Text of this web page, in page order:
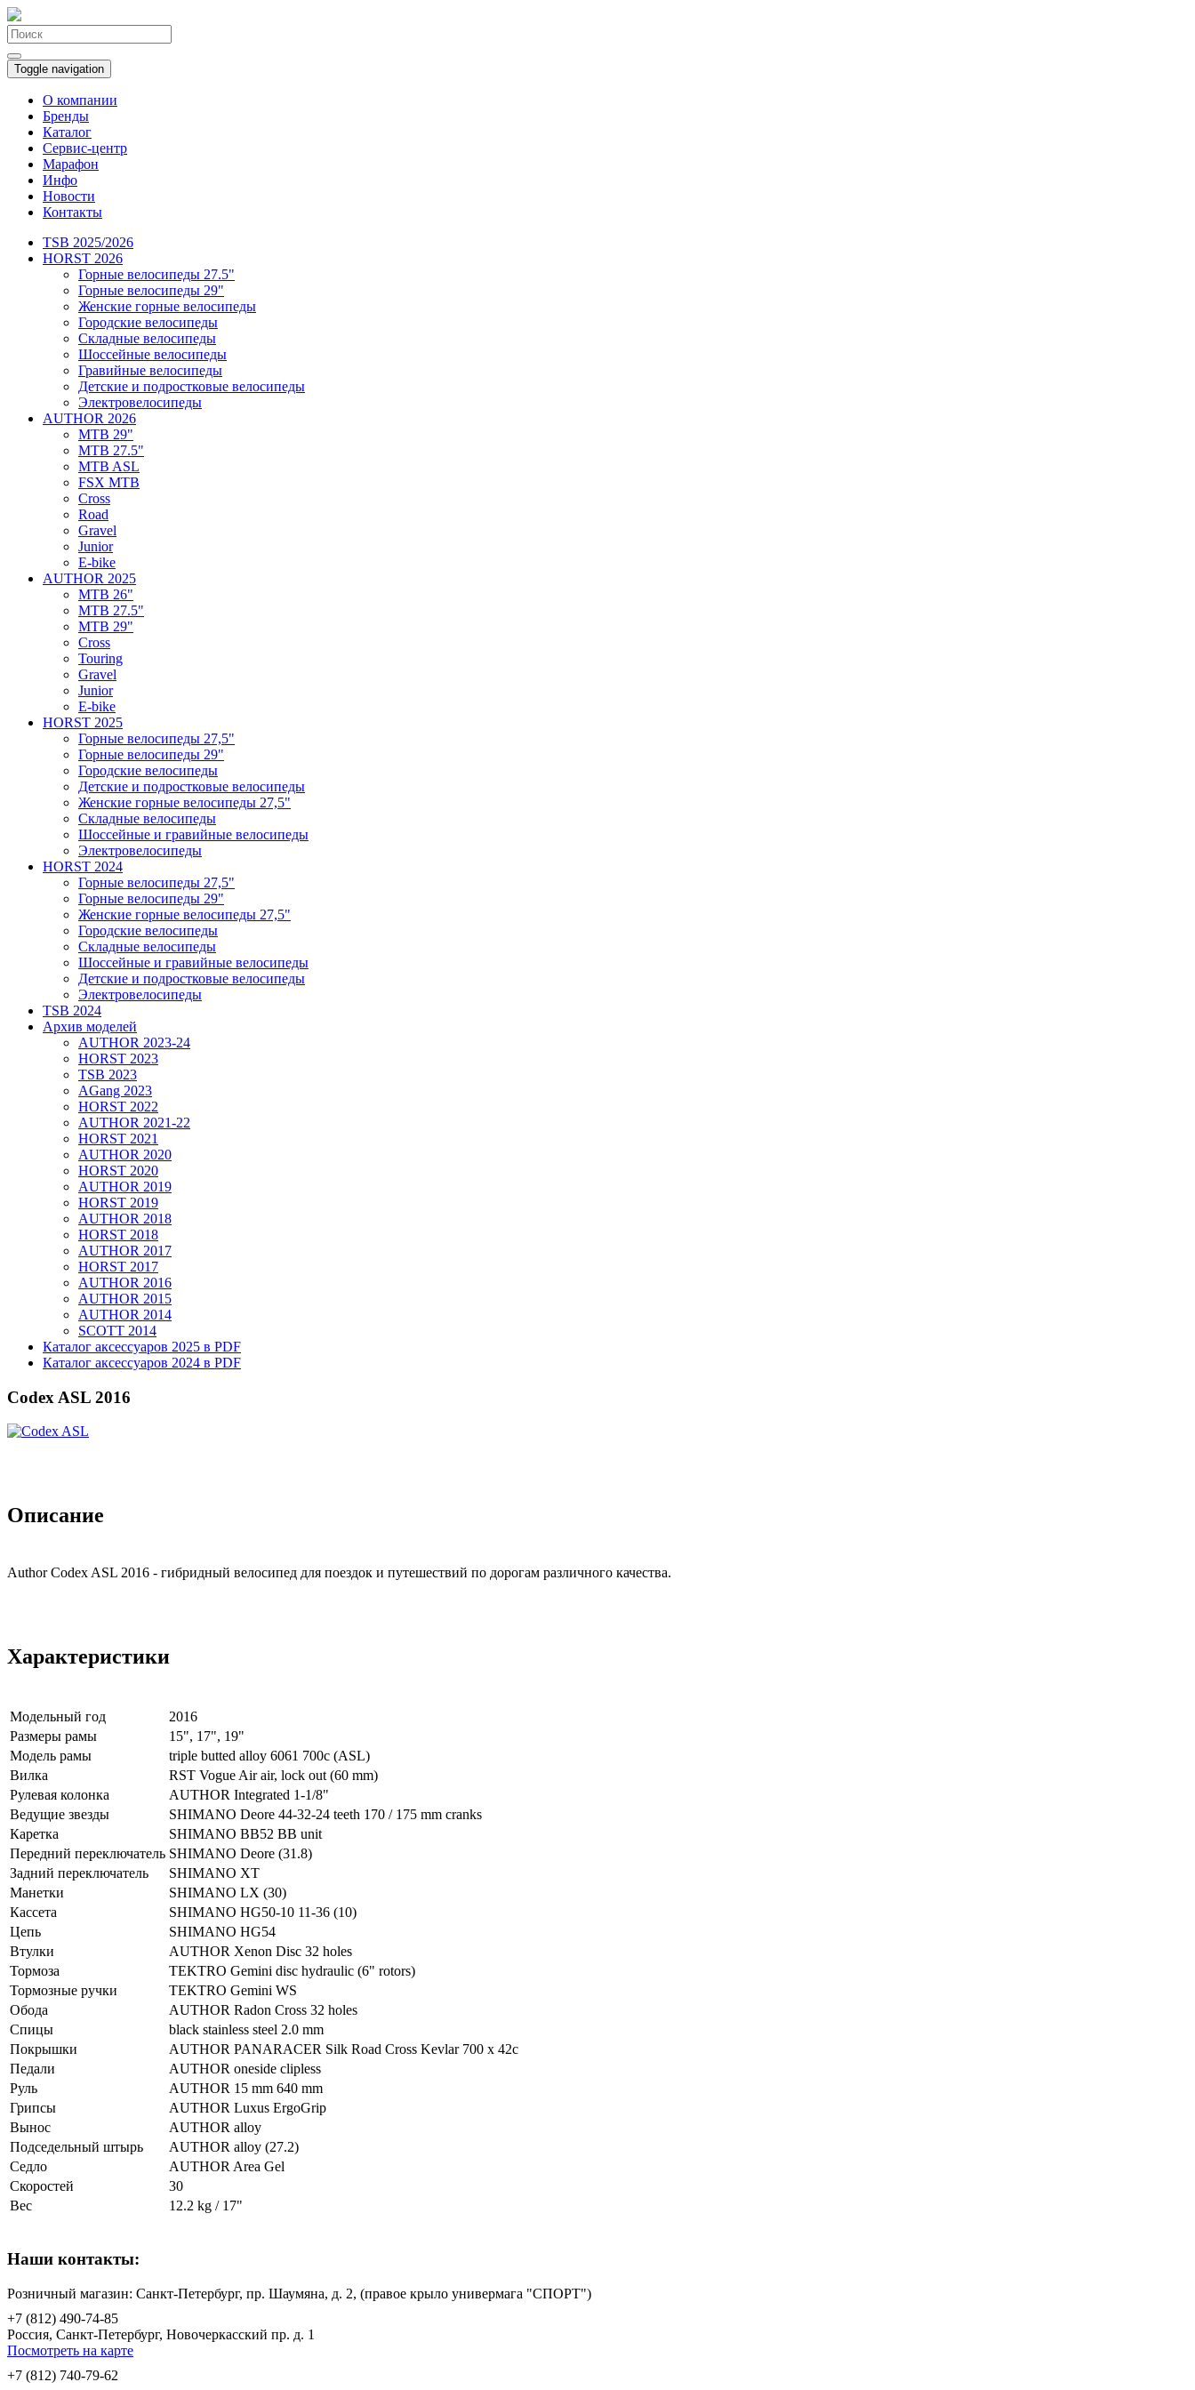
Toggle navigation
О компании
Бренды
Каталог
Сервис-центр
Марафон
Инфо
Новости
Контакты
TSB 2025/2026
HORST 2026
Горные велосипеды 27.5"
Горные велосипеды 29"
Женские горные велосипеды
Городские велосипеды
Складные велосипеды
Шоссейные велосипеды
Гравийные велосипеды
Детские и подростковые велосипеды
Электровелосипеды
AUTHOR 2026
MTB 29"
MTB 27.5"
MTB ASL
FSX MTB
Cross
Road
Gravel
Junior
E-bike
AUTHOR 2025
MTB 26"
MTB 27.5"
MTB 29"
Cross
Touring
Gravel
Junior
E-bike
HORST 2025
Горные велосипеды 27,5"
Горные велосипеды 29"
Городские велосипеды
Детские и подростковые велосипеды
Женские горные велосипеды 27,5"
Складные велосипеды
Шоссейные и гравийные велосипеды
Электровелосипеды
HORST 2024
Горные велосипеды 27,5"
Горные велосипеды 29"
Женские горные велосипеды 27,5"
Городские велосипеды
Складные велосипеды
Шоссейные и гравийные велосипеды
Детские и подростковые велосипеды
Электровелосипеды
TSB 2024
Архив моделей
AUTHOR 2023-24
HORST 2023
TSB 2023
AGang 2023
HORST 2022
AUTHOR 2021-22
HORST 2021
AUTHOR 2020
HORST 2020
AUTHOR 2019
HORST 2019
AUTHOR 2018
HORST 2018
AUTHOR 2017
HORST 2017
AUTHOR 2016
AUTHOR 2015
AUTHOR 2014
SCOTT 2014
Каталог аксессуаров 2025 в PDF
Каталог аксессуаров 2024 в PDF
Codex ASL 2016
Описание
Author Codex ASL 2016 - гибридный велосипед для поездок и путешествий по дорогам различного качества.
Характеристики
Модельный год
2016
Размеры рамы
15", 17", 19"
Модель рамы
triple butted alloy 6061 700c (ASL)
Вилка
RST Vogue Air air, lock out (60 mm)
Рулевая колонка
AUTHOR Integrated 1-1/8"
Ведущие звезды
SHIMANO Deore 44-32-24 teeth 170 / 175 mm cranks
Каретка
SHIMANO BB52 BB unit
Передний переключатель SHIMANO Deore (31.8)
Задний переключатель
SHIMANO XT
Манетки
SHIMANO LX (30)
Кассета
SHIMANO HG50-10 11-36 (10)
Цепь
SHIMANO HG54
Втулки
AUTHOR Xenon Disc 32 holes
Тормоза
TEKTRO Gemini disc hydraulic (6" rotors)
Тормозные ручки
TEKTRO Gemini WS
Обода
AUTHOR Radon Cross 32 holes
Спицы
black stainless steel 2.0 mm
Покрышки
AUTHOR PANARACER Silk Road Cross Kevlar 700 x 42c
Педали
AUTHOR oneside clipless
Руль
AUTHOR 15 mm 640 mm
Грипсы
AUTHOR Luxus ErgoGrip
Вынос
AUTHOR alloy
Подседельный штырь
AUTHOR alloy (27.2)
Седло
AUTHOR Area Gel
Скоростей
30
Вес
12.2 kg / 17"
Наши контакты:
Розничный магазин: Санкт-Петербург, пр. Шаумяна, д. 2, (правое крыло универмага "СПОРТ")
+7 (812) 490-74-85
Россия, Санкт-Петербург, Новочеркасский пр. д. 1
Посмотреть на карте
+7 (812) 740-79-62